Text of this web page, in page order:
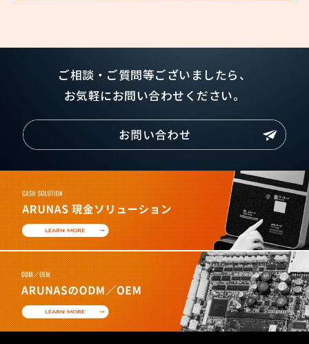
ご相談・ご質問等ございましたら、
お気軽にお問い合わせください。